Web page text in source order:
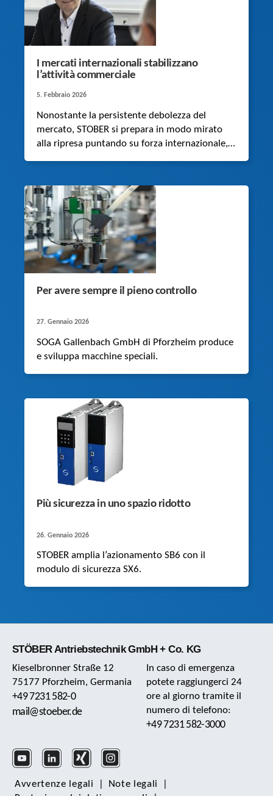
I mercati internazionali stabilizzano
l’attività commerciale
5. Febbraio 2026
Nonostante la persistente debolezza del
mercato, STOBER si prepara in modo mirato
alla ripresa puntando su forza internazionale,
della robotica.
Per avere sempre il pieno controllo
27. Gennaio 2026
SOGA Gallenbach GmbH di Pforzheim produce
e sviluppa macchine speciali.
Più sicurezza in uno spazio ridotto
26. Gennaio 2026
STOBER amplia l’azionamento SB6 con il
modulo di sicurezza SX6.
STÖBER Antriebstechnik GmbH + Co. KG
Kieselbronner Straße 12
75177 Pforzheim, Germania
+49 7231 582-0
mail@stoeber.de
In caso di emergenza
potete raggiungerci 24
ore al giorno tramite il
numero di telefono:
+49 7231 582-3000
Avvertenze legali Note legali